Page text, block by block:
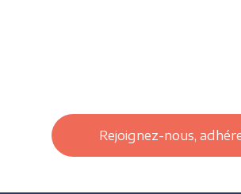
Rejoignez-nous,